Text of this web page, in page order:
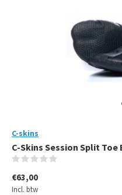
C-skins
C-Skins Session Split
€63,00
Incl. btw